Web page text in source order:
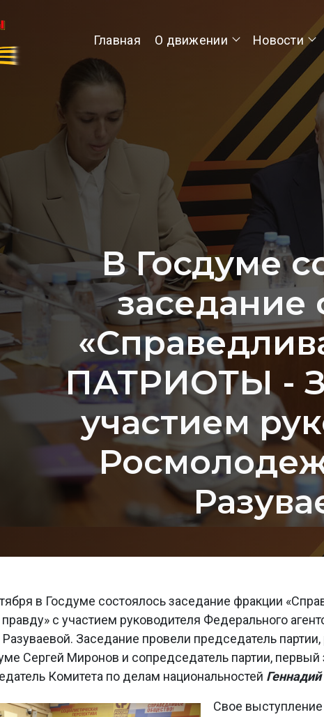
Главная О движении Новости
В Госдуме
ПАТРИОТЫ -
участием
в Госдуме состоялось заседание фракции
с участием руководителя Федерального
Заседание провели председатель партии,
Сергей Миронов и сопредседатель партии, первый
Комитета по делам национальностей
Свое